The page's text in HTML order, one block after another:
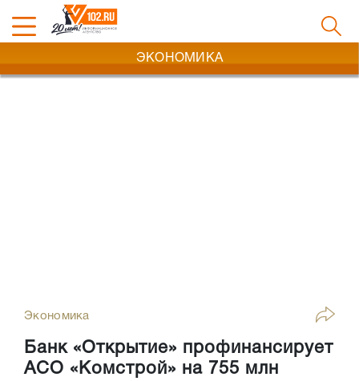
ЭКОНОМИКА
Экономика
Банк «Открытие» профинансирует
АСО «Комстрой» на 755 млн